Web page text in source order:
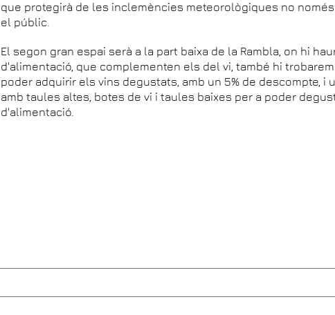
que protegirà de les inclemències meteorològiques no
el públic.
El segon gran espai serà a la part baixa de la Rambla, on hi
d'alimentació, que complementen els del vi, també hi
poder adquirir els vins degustats, amb un 5% de descompte, i
amb taules altes, botes de vi i taules baixes per a poder
d'alimentació.